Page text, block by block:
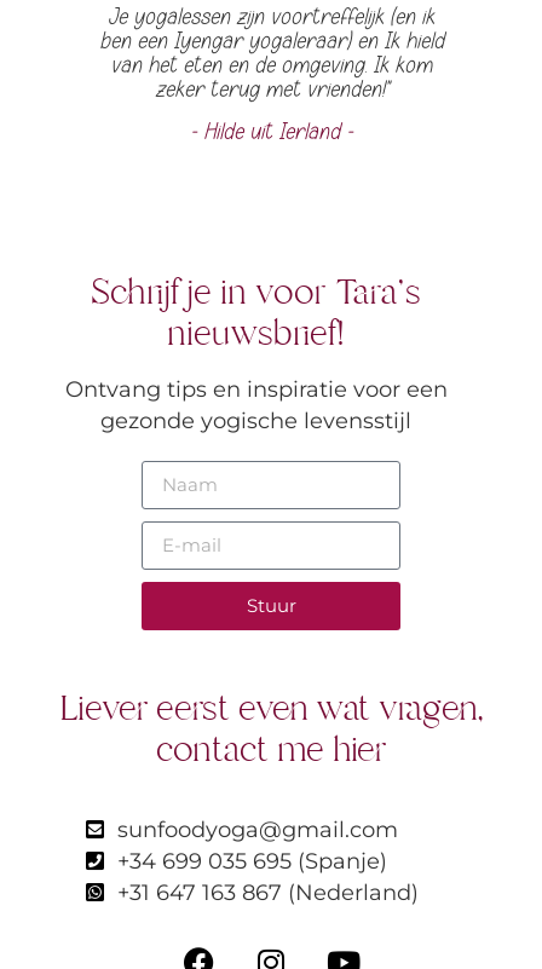
Je yogalessen zijn voortreffelijk (en ik
ben een Iyengar yogaleraar) en Ik hield
van het eten en de omgeving. Ik kom
zeker terug met vrienden!"
- Hilde uit Ierland -
Schrijf je in voor Tara's
nieuwsbrief!
Ontvang tips en inspiratie voor een
gezonde yogische levensstijl
Stuur
Liever eerst even wat vragen,
contact me hier
sunfoodyoga@gmail.com
+34 699 035 695 (Spanje)
+31 647 163 867 (Nederland)